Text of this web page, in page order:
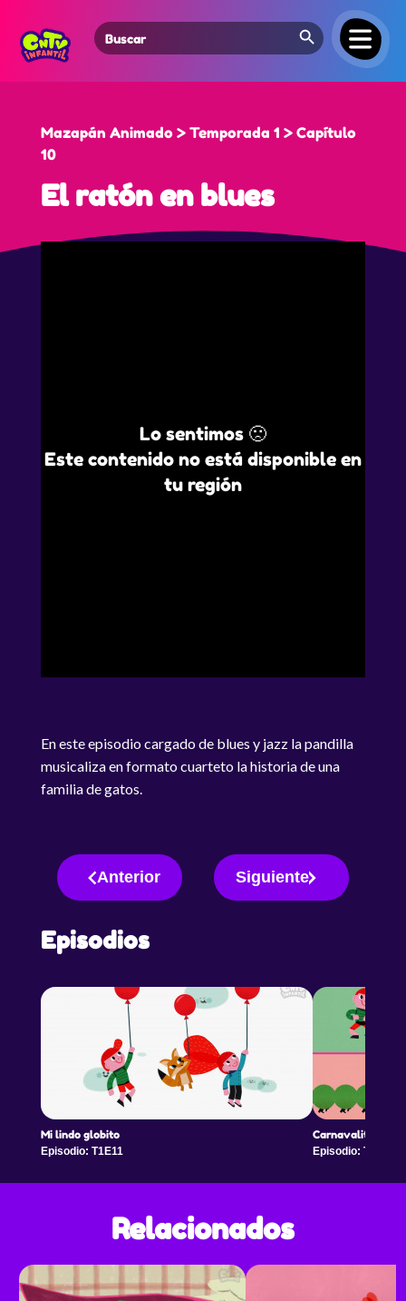
Search
for:
Search Button
Mazapán Animado > Temporada 1 > Capítulo
10
El ratón en blues
Lo sentimos 🙁
Este contenido no está disponible en
tu región
En este episodio cargado de blues y jazz la pandilla
musicaliza en formato cuarteto la historia de una
familia de gatos.
Anterior Siguiente
Episodios
Mi lindo globito
Episodio: T1E11
Carnavalito del
Episodio: T1E12
Relacionados